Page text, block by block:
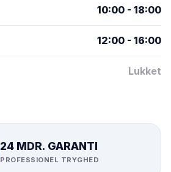
10:00 - 18:00
12:00 - 16:00
Lukket
24 MDR. GARANTI
PROFESSIONEL TRYGHED